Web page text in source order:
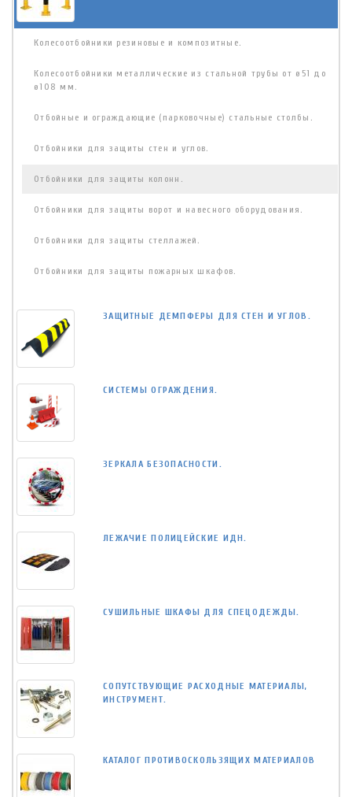
Колесоотбойники резиновые и композитные.
Колесоотбойники металлические из стальной трубы от ø51 до
ø108 мм.
Отбойные и ограждающие (парковочные) стальные столбы.
Отбойники для защиты стен и углов.
Отбойники для защиты колонн.
Отбойники для защиты ворот и навесного оборудования.
Отбойники для защиты стеллажей.
Отбойники для защиты пожарных шкафов.
ЗАЩИТНЫЕ ДЕМПФЕРЫ ДЛЯ СТЕН И УГЛОВ.
СИСТЕМЫ ОГРАЖДЕНИЯ.
ЗЕРКАЛА БЕЗОПАСНОСТИ.
ЛЕЖАЧИЕ ПОЛИЦЕЙСКИЕ ИДН.
СУШИЛЬНЫЕ ШКАФЫ ДЛЯ СПЕЦОДЕЖДЫ.
СОПУТСТВУЮЩИЕ РАСХОДНЫЕ МАТЕРИАЛЫ,
ИНСТРУМЕНТ.
КАТАЛОГ ПРОТИВОСКОЛЬЗЯЩИХ МАТЕРИАЛОВ